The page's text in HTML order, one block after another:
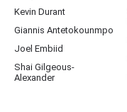
Kevin Durant
Giannis Antetokounmpo
Joel Embiid
Shai Gilgeous-
Alexander